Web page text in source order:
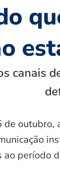
canais
período